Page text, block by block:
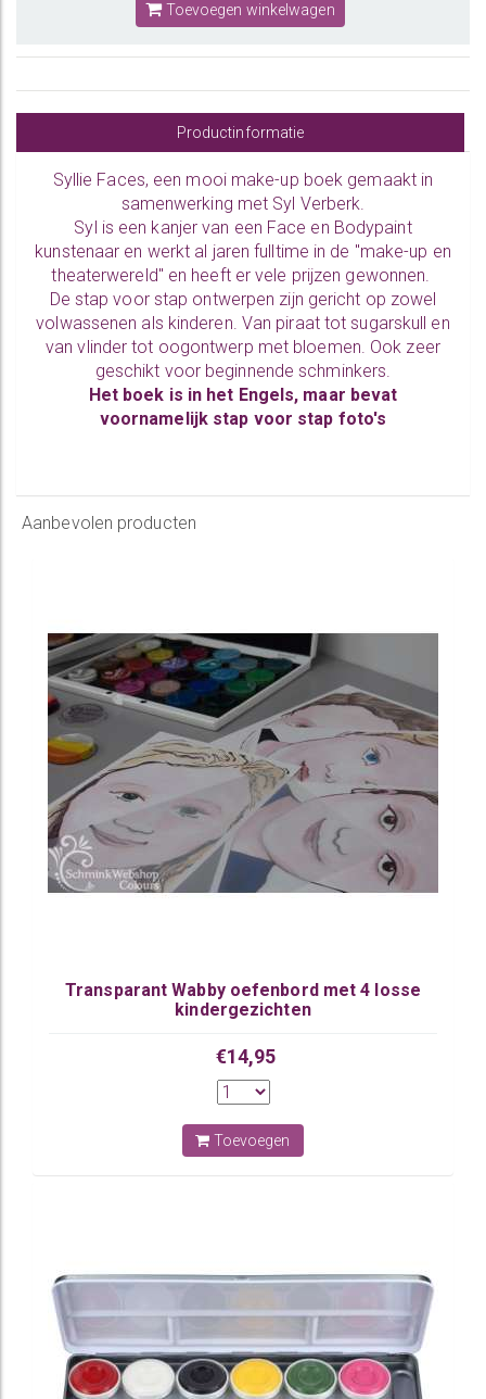
Toevoegen winkelwagen
Productinformatie
Syllie Faces, een mooi make-up boek gemaakt in
samenwerking met Syl Verberk.
Syl is een kanjer van een Face en Bodypaint
kunstenaar en werkt al jaren fulltime in de "make-up en
theaterwereld" en heeft er vele prijzen gewonnen.
De stap voor stap ontwerpen zijn gericht op zowel
volwassenen als kinderen. Van piraat tot sugarskull en
van vlinder tot oogontwerp met bloemen. Ook zeer
geschikt voor beginnende schminkers.
Het boek is in het Engels, maar bevat
voornamelijk stap voor stap foto's
Aanbevolen producten
Transparant Wabby oefenbord met 4 losse
kindergezichten
€14,95
Toevoegen